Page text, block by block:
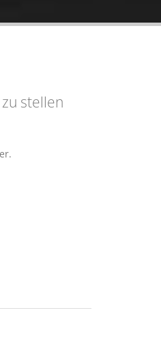
zu stellen